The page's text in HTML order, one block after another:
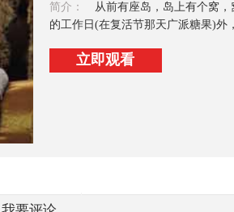
简介：
从前有座岛，岛上有个窝，
的工作日(在复活节那天广派糖果)外
立即观看